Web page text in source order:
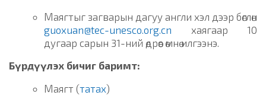
Маягтыг загварын дагуу англи хэл дээр бөглөн
guoxuan@tec-unesco.org.cn хаягаар 10
дугаар сарын 31-ний өдрөөс өмнө илгээнэ.
Бүрдүүлэх бичиг баримт:
Маягт (татах)